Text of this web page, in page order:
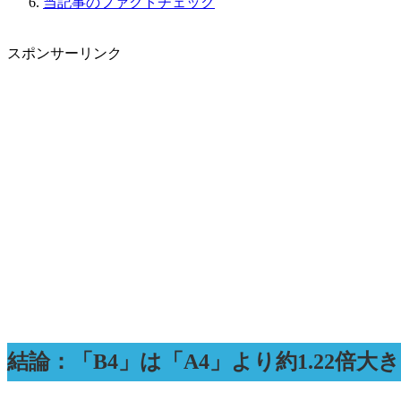
スポンサーリンク
結論：「B4」は「A4」より約1.22倍大